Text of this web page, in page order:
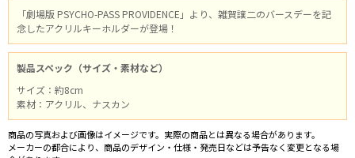
「劇場版 PSYCHO-PASS PROVIDENCE」より、雑賀譲二のバースデーを記
念したアクリルキーホルダーが登場！
製品スペック（サイズ・素材など）
サイズ：約8cm
素材：アクリル、ナスカン
商品の写真および画像はイメージです。実際の商品とは異なる場合があります。
メーカーの都合により、商品のデザイン・仕様・発売日などは予告なく変更となる場